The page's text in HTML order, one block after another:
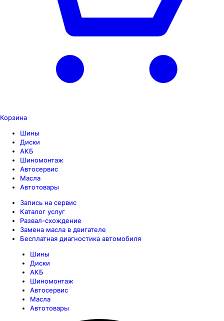
Корзина
Шины
Диски
АКБ
Шиномонтаж
Автосервис
Масла
Автотовары
Запись на сервис
Каталог услуг
Развал-схождение
Замена масла в двигателе
Бесплатная диагностика автомобиля
Шины
Диски
АКБ
Шиномонтаж
Автосервис
Масла
Автотовары